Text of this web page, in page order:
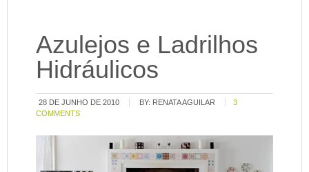
Azulejos e Ladrilhos
Hidráulicos
28 DE JUNHO DE 2010 BY: RENATA AGUILAR
3
COMMENTS